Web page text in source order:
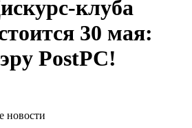
клуба
30 мая:
PostPC!
новости